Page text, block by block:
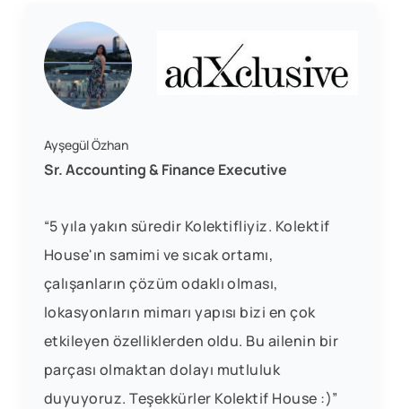
Ayşegül Özhan
Sr. Accounting & Finance Executive
“5 yıla yakın süredir Kolektifliyiz. Kolektif
House'ın samimi ve sıcak ortamı,
çalışanların çözüm odaklı olması,
lokasyonların mimarı yapısı bizi en çok
etkileyen özelliklerden oldu. Bu ailenin bir
parçası olmaktan dolayı mutluluk
duyuyoruz. Teşekkürler Kolektif House :)”